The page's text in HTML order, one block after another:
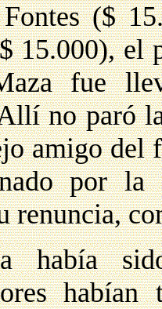
($
15.000), el
fue
no paró
amigo del
por la
renuncia,
había